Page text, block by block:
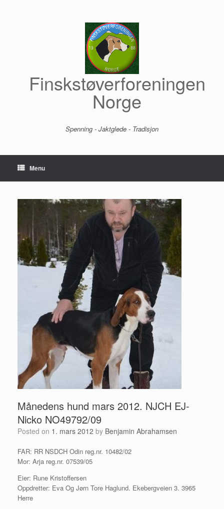
Finskstøverforeningen
Norge
Spenning - Jaktglede - Tradisjon
Menu
Månedens hund mars 2012. NJCH EJ-
Nicko NO49792/09
Posted on 1. mars 2012 by Benjamin Abrahamsen
FAR: RR NSDCH Odin reg.nr. 10482/02
Mor: Arja reg.nr. 07539/05
Eier: Rune Kristoffersen
Oppdretter: Eva Og Jørn Tore Haglund. Ekebergveien 3. 3965
Herre